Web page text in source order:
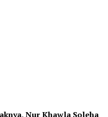
Nur Khawla Soleha